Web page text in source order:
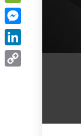
h
a
t
s
W
e
C
h
M
e
s
L
i